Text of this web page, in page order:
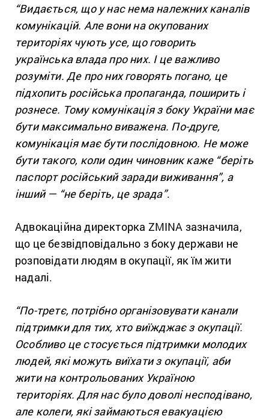
“Видається, що у нас нема належних каналів
комунікацій. Але вони на окупованих
територіях чують усе, що говорить
українська влада про них. І це важливо
розуміти. Де про них говорять погано, це
підхопить російська пропаганда, поширить і
рознесе. Тому комунікація з боку України має
бути максимально виважена. По-друге,
комунікація має бути послідовною. Не може
бути такого, коли один чиновник каже “беріть
паспорт російський заради виживання”, а
інший — “не беріть, це зрада”.
Адвокаційна директорка ZMINA зазначила,
що це безвідповідально з боку держави не
розповідати людям в окупації, як їм жити
надалі.
“По-третє, потрібно організовувати канали
підтримки для тих, хто виїжджає з окупації.
Особливо це стосується підтримки молодих
людей, які можуть виїхати з окупації, аби
жити на контрольованих Україною
територіях. Для нас було доволі несподівано,
але колеги, які займаються евакуацією